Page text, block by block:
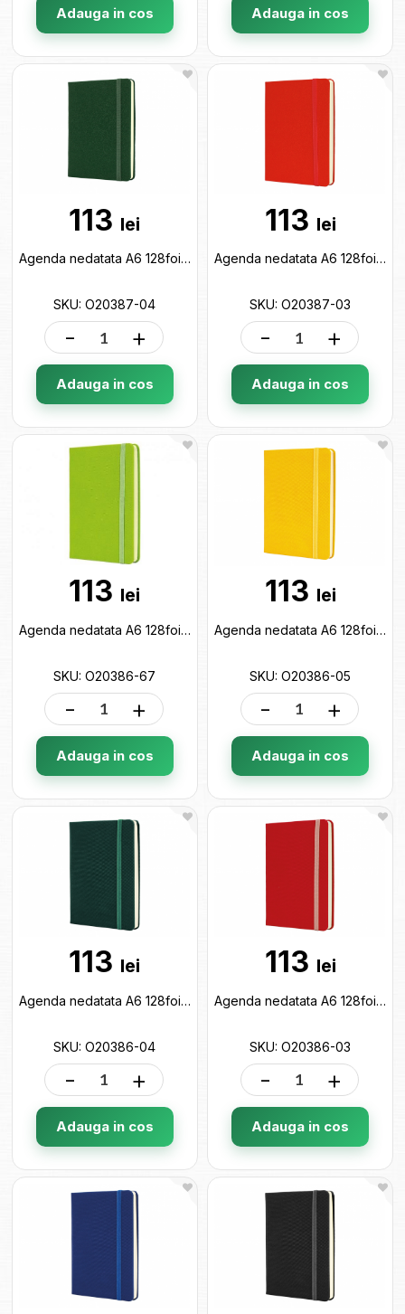
Adauga in cos Adauga in cos
113 lei
Agenda nedatata A6 128foi Namib (cu elastic) verde O20387-04
SKU: O20387-04
- +
Adauga in cos
113 lei
Agenda nedatata A6 128foi Namib (cu elastic) rosie O20387-03
SKU: O20387-03
- +
Adauga in cos
113 lei
Agenda nedatata A6 128foi SQUARE (cu elastic) verde deschis O20386-67
SKU: O20386-67
- +
Adauga in cos
113 lei
Agenda nedatata A6 128foi SQUARE (cu elastic) galben O20386-05
SKU: O20386-05
- +
Adauga in cos
113 lei
Agenda nedatata A6 128foi SQUARE (cu elastic) verde O20386-04
SKU: O20386-04
- +
Adauga in cos
113 lei
Agenda nedatata A6 128foi SQUARE (cu elastic) rosie O20386-03
SKU: O20386-03
- +
Adauga in cos